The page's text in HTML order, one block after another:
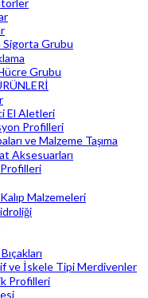
Sigorta Grubu
Grubu
El Aletleri
Profilleri
ve Malzeme Taşıma
Aksesuarları
Malzemeleri
ve İskele Tipi Merdivenler
Profilleri